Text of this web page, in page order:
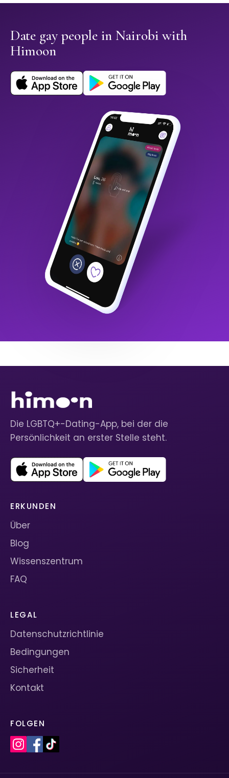
Date gay people in Nairobi with
Himoon
Die LGBTQ+-Dating-App, bei der die
Persönlichkeit an erster Stelle steht.
ERKUNDEN
Über
Blog
Wissenszentrum
FAQ
LEGAL
Datenschutzrichtlinie
Bedingungen
Sicherheit
Kontakt
FOLGEN